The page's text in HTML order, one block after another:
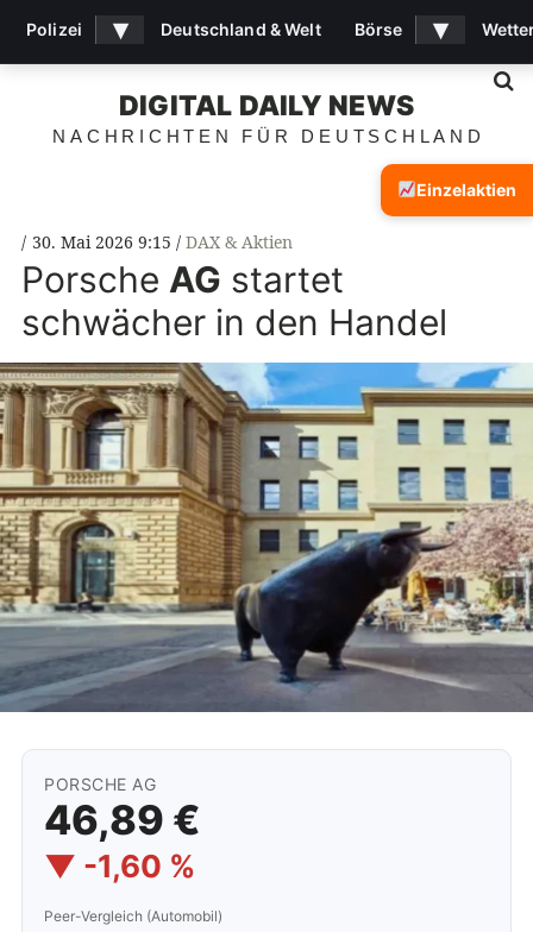
DIGITAL DAILY NEWS
NACHRICHTEN FÜR DEUTSCHLAND
30. Mai 2026 9:15 DAX & Aktien
Porsche AG startet
schwächer in den Handel
PORSCHE AG
46,89 €
▼ -1,60 %
Peer-Vergleich (Automobil)
Polizei ▾ Deutschland & Welt Börse ▾
Einzelaktien